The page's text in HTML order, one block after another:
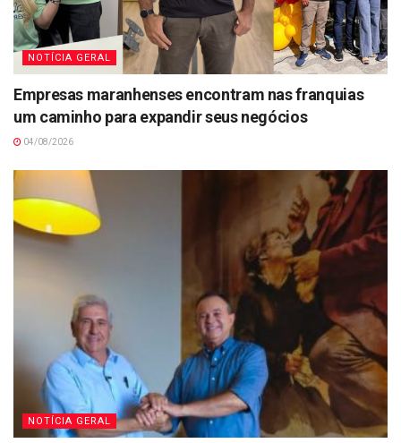
NOTÍCIA GERAL
Empresas maranhenses encontram nas franquias
um caminho para expandir seus negócios
04/08/2026
NOTÍCIA GERAL